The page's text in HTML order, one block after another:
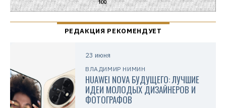
23 июня
ВЛАДИМИР НИМИН
HUAWEI NOVA БУДУЩЕГО: ЛУЧШИЕ
ИДЕИ МОЛОДЫХ ДИЗАЙНЕРОВ И
ФОТОГРАФОВ